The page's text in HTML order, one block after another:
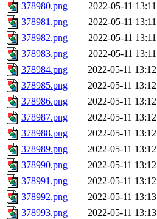
378980.png
2022-05-11 13:11
378981.png
2022-05-11 13:11
378982.png
2022-05-11 13:11
378983.png
2022-05-11 13:11
378984.png
2022-05-11 13:12
378985.png
2022-05-11 13:12
378986.png
2022-05-11 13:12
378987.png
2022-05-11 13:12
378988.png
2022-05-11 13:12
378989.png
2022-05-11 13:12
378990.png
2022-05-11 13:12
378991.png
2022-05-11 13:12
378992.png
2022-05-11 13:13
378993.png
2022-05-11 13:13